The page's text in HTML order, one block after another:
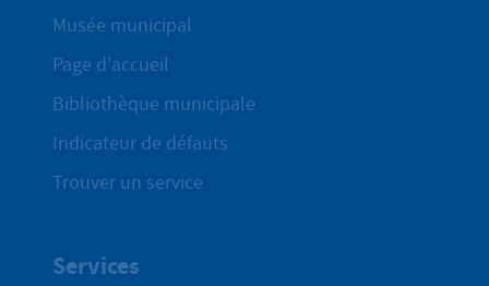
Musée municipal
Page d'accueil
Bibliothèque municipale
Indicateur de défauts
Trouver un service
Services